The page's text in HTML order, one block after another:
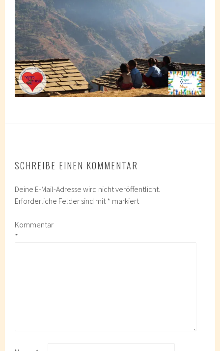
SCHREIBE EINEN KOMMENTAR
Deine E-Mail-Adresse wird nicht veröffentlicht.
Erforderliche Felder sind mit * markiert
Kommentar
*